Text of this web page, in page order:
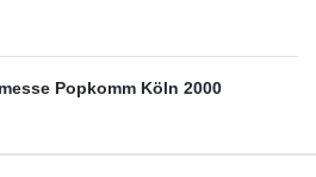
Popkomm Köln 2000